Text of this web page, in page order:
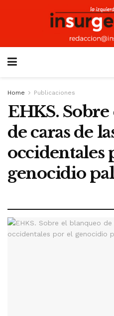
Home Publicaciones
EHKS.
de caras de
occidentales
genocidio